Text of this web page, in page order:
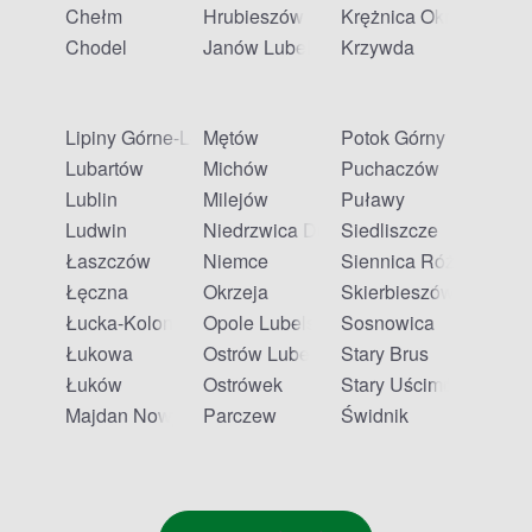
odbiorem w aptece w Chodlu?
Tak, Apteline to portal umożliwiający rezerwację leków z
Czy apteki partnerskie Apteline w Chodlu są
Godziny otwarcia aptek partnerskich są zróżnicowane.
Część placówek jest czynna również w niedzielę -
sprawdź aktualny harmonogram na stronie wybranej
apteki.
Chełm
Chodel
Hrubieszów
Janów Lubelski
Krężnica Okrągła
Krzywda
Lipiny Górne-Lewki
Lubartów
Lublin
Ludwin
Łaszczów
Łęczna
Łucka-Kolonia
Łukowa
Łuków
Majdan Nowy
Mętów
Michów
Milejów
Niedrzwica Duża
Niemce
Okrzeja
Opole Lubelskie
Ostrów Lubelski
Ostrówek
Parczew
Potok Górny
Puchaczów
Puławy
Siedliszcze
Siennica Różana
Skierbieszów
Sosnowica
Stary Brus
Stary Uścimów
Świdnik